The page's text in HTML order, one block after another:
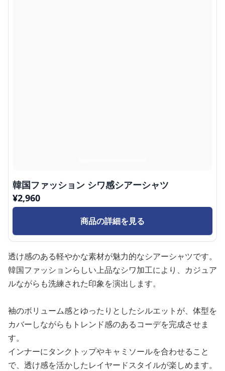
韓国ファッション シワ感シアーシャツ
¥2,960
商品の詳細を見る
透け感のある軽やかな素材が魅力的なシアーシャツです。
韓国ファッションらしい上品なシワ加工により、カジュア
ルながらも洗練された印象を演出します。
袖のボリューム感とゆったりとしたシルエットが、体型を
カバーしながらもトレンド感のあるコーデを完成させま
す。
インナーにタンクトップやキャミソールを合わせること
で、透け感を活かしたレイヤードスタイルが楽しめます。